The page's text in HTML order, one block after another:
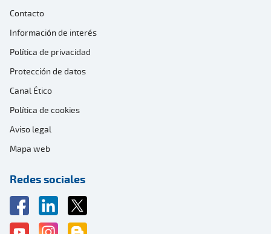
Contacto
Información de interés
Política de privacidad
Protección de datos
Canal Ético
Política de cookies
Aviso legal
Mapa web
Redes sociales